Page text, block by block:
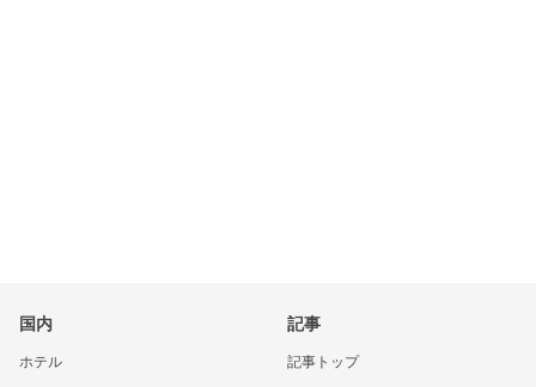
国内
ホテル
記事
記事トップ